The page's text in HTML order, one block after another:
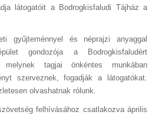
látogatóit a Bodrogkisfaludi Tájház a
gyűjteménnyel és néprajzi anyaggal
gondozója a Bodrogkisfaludért
melynek tagjai önkéntes munkában
szerveznek, fogadják a látogatókat.
olvashatnak rólunk.
felhívásához csatlakozva április